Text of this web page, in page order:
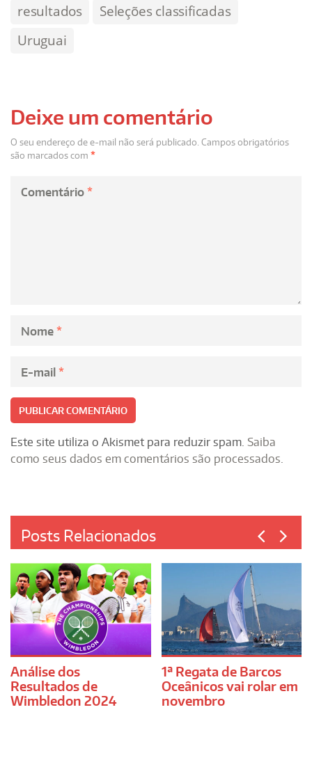
resultados
Seleções classificadas
Uruguai
Deixe um comentário
O seu endereço de e-mail não será publicado. Campos obrigatórios
são marcados com *
Comentário *
Nome *
E-mail *
Este site utiliza o Akismet para reduzir spam. Saiba
como seus dados em comentários são processados.
Posts Relacionados
Análise dos
Resultados de
Wimbledon 2024
1ª Regata de Barcos
Oceânicos vai rolar em
novembro